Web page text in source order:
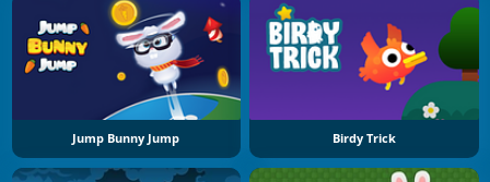
Jump Bunny Jump Birdy Trick